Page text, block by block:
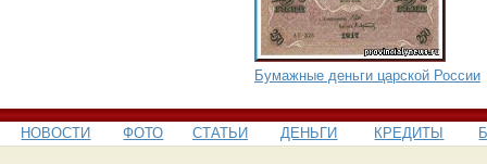
Бумажные деньги царской России
НОВОСТИ ФОТО СТАТЬИ ДЕНЬГИ КРЕДИТЫ